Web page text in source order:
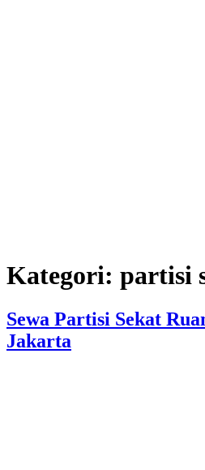
Kategori: partisi
Sewa Partisi Sekat
Jakarta